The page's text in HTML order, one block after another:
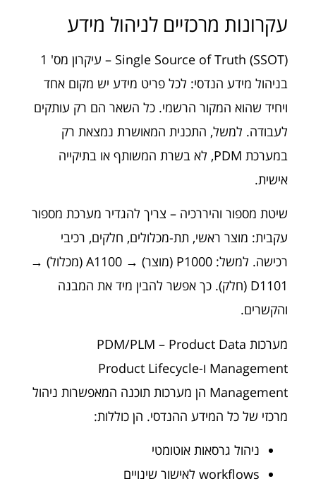
עקרונות מרכזיים לניהול מידע
Single Source of Truth (SSOT) – עיקרון מס' 1
בניהול מידע הנדסי: לכל פריט מידע יש מקום אחד
ויחיד שהוא המקור הרשמי. כל השאר הם רק עותקים
לעבודה. למשל, התכנית המאושרת נמצאת רק
במערכת PDM, לא בשרת המשותף או בתיקייה
אישית.
שיטת מספור והיררכיה – צריך להגדיר מערכת מספור
עקבית: מוצר ראשי, תת-מכלולים, חלקים, רכיבי
רכישה. למשל: P1000 (מוצר) → A1100 (מכלול) →
D1101 (חלק). כך אפשר להבין מיד את המבנה
והקשרים.
מערכות PDM/PLM – Product Data
Management ו-Product Lifecycle
Management הן מערכות תוכנה המאפשרות ניהול
מרכזי של כל המידע ההנדסי. הן כוללות:
ניהול גרסאות אוטומטי
workflows לאישור שינויים